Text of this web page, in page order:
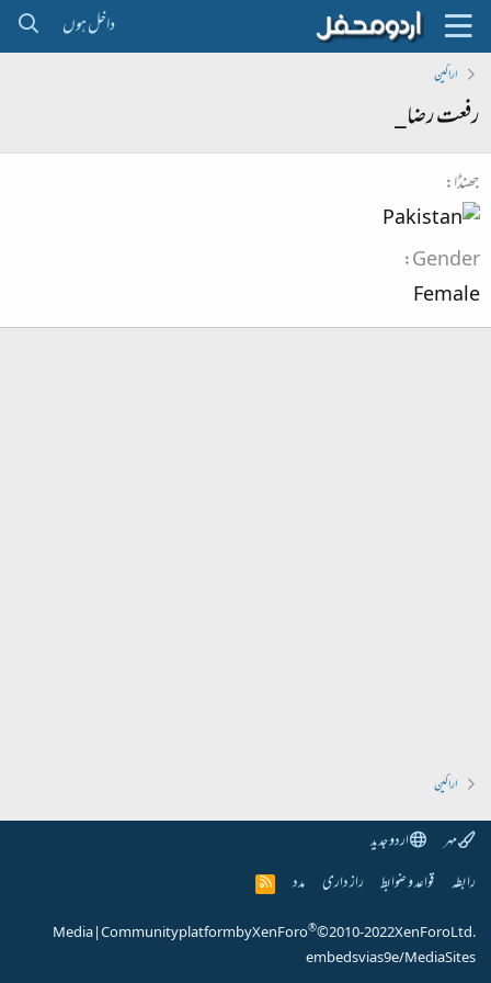
داخل ہوں
اراکین
رفعت رضا_
جھنڈا
Gender
Female
اراکین
مہر
اردو جدید
رابطہ قواعد و ضوابط راز داری مدد
R
S
Community platform by XenForo®© 2010-2022 XenForo Ltd.
|
Media
embeds via s9e/MediaSites